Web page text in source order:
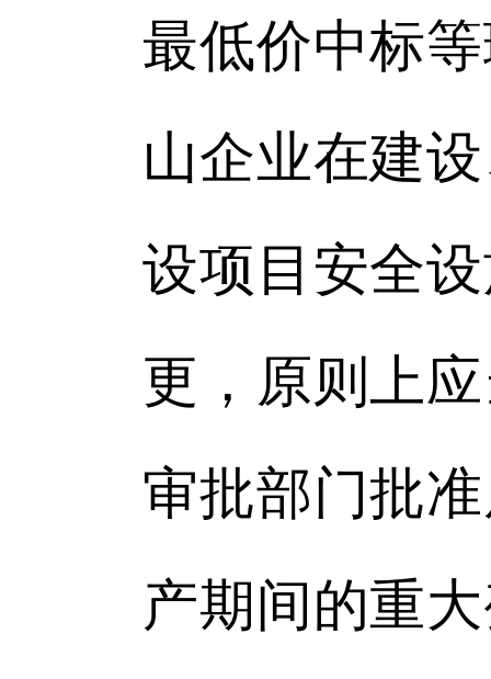
最低价中标
山企业在建
设项目安全
更，原则上
审批部门批
产期间的重